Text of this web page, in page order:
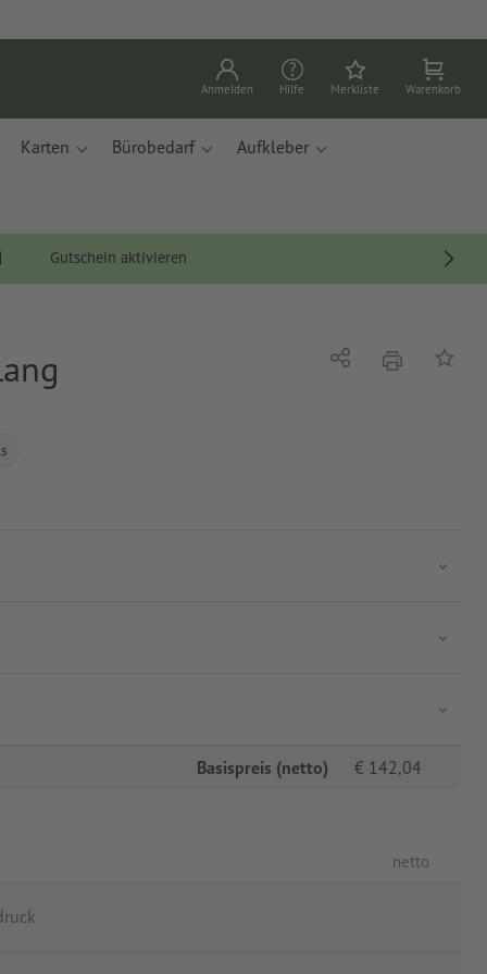
Anmelden Hilfe Merkliste Warenkorb
Karten Bürobedarf Aufkleber
Gutschein aktivieren
Teilen DruckenAuf
Basispreis (netto) € 142,04
netto